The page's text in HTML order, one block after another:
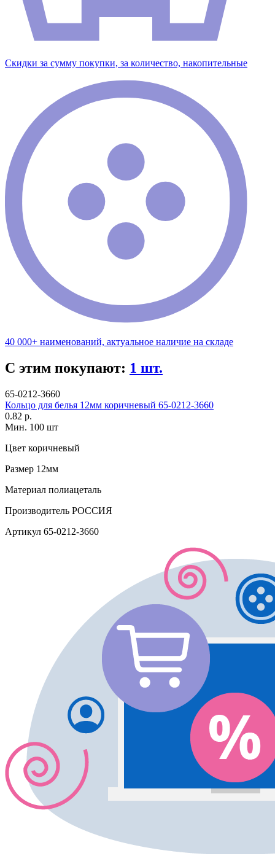
Скидки за сумму покупки, за количество, накопительные
40 000+ наименований, актуальное наличие на складе
С этим покупают: 1 шт.
65-0212-3660
Кольцо для белья 12мм коричневый 65-0212-3660
0.82 р.
Мин. 100 шт
Цвет коричневый
Размер 12мм
Материал полиацеталь
Производитель РОССИЯ
Артикул 65-0212-3660